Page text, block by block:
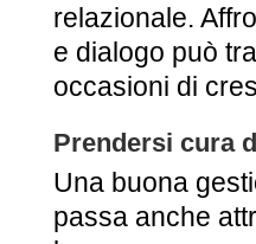
relazionale.
e dialogo può
occasioni di
Prendersi cura
Una buona
passa anche